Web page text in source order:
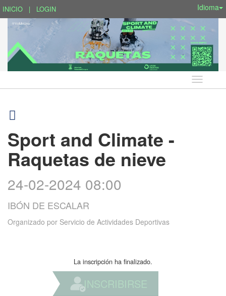
INICIO | LOGIN Idioma
Idioma
Sport and Climate -
Raquetas de nieve
24-02-2024 08:00
IBÓN DE ESCALAR
Organizado por Servicio de Actividades Deportivas
La inscripción ha finalizado.
INSCRIBIRSE